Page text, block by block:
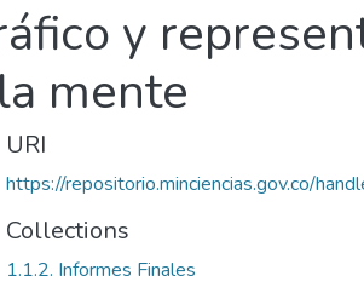
y
mente
URI
https://repositorio.minciencias.gov.co/
Collections
1.1.2. Informes Finales